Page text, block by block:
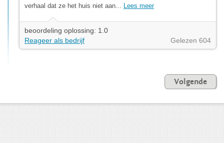
verhaal dat ze het huis niet aan... Lees meer
beoordeling oplossing: 1.0
Reageer als bedrijf
Gelezen 604
Volgende